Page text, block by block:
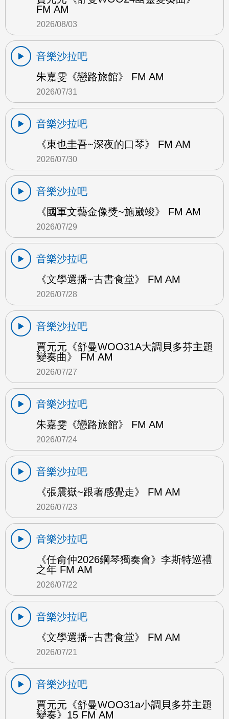
FM AM
2026/08/03
音樂沙拉吧
朱嘉雯《戀路旅館》 FM AM
2026/07/31
音樂沙拉吧
《東也圭吾~深夜的口琴》 FM AM
2026/07/30
音樂沙拉吧
《國軍文藝金像獎~施崴竣》 FM AM
2026/07/29
音樂沙拉吧
《文學選播~古書食堂》 FM AM
2026/07/28
音樂沙拉吧
賈元元《舒曼WOO31A大調貝多芬主題
變奏曲》 FM AM
2026/07/27
音樂沙拉吧
朱嘉雯《戀路旅館》 FM AM
2026/07/24
音樂沙拉吧
《張震嶽~跟著感覺走》 FM AM
2026/07/23
音樂沙拉吧
《任俞仲2026鋼琴獨奏會》李斯特巡禮
之年 FM AM
2026/07/22
音樂沙拉吧
《文學選播~古書食堂》 FM AM
2026/07/21
音樂沙拉吧
賈元元《舒曼WOO31a小調貝多芬主題
變奏》15 FM AM